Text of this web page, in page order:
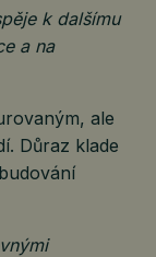
k dalšímu
a na
ale
Důraz klade